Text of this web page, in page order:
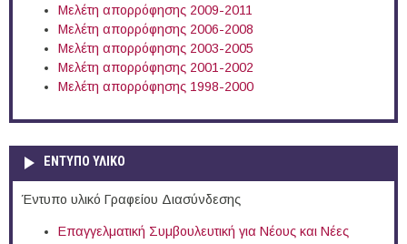
Μελέτη απορρόφησης 2009-2011
Μελέτη απορρόφησης 2006-2008
Μελέτη απορρόφησης 2003-2005
Μελέτη απορρόφησης 2001-2002
Μελέτη απορρόφησης 1998-2000
ΕΝΤΥΠΟ ΥΛΙΚΟ
Έντυπο υλικό Γραφείου Διασύνδεσης
Επαγγελματική Συμβουλευτική για Νέους και Νέες